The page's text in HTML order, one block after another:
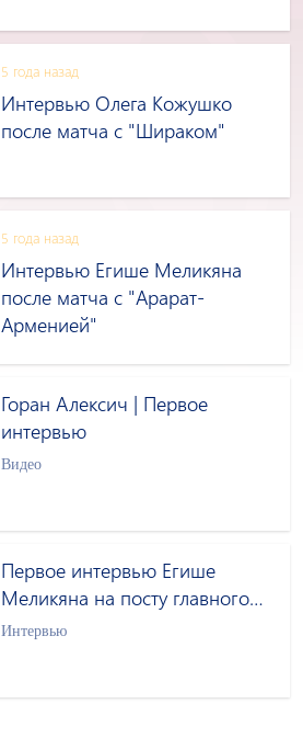
5 года назад
Интервью Олега Кожушко
после матча с "Шираком"
5 года назад
Интервью Егише Меликяна
после матча с "Арарат-
Арменией"
Горан Алексич | Первое
интервью
Видео
Первое интервью Егише
Меликяна на посту главного
тренера "Пюника"
Интервью